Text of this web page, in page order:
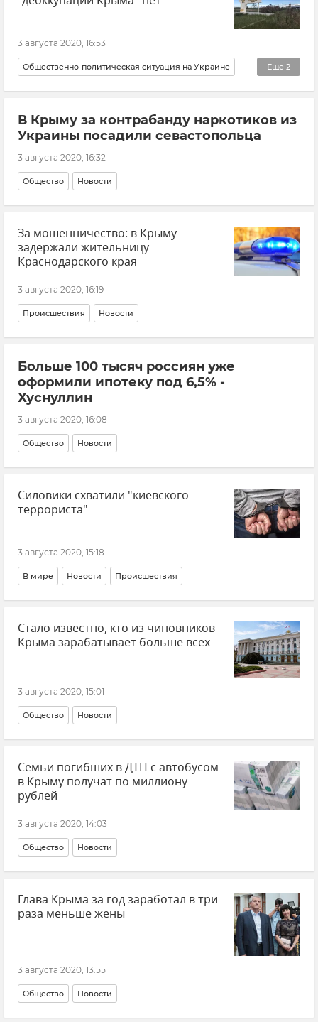
3 августа 2020, 16:53
Еще 2
Общественно-политическая ситуация на Украине
Новости Политика
В Крыму за контрабанду наркотиков из
Украины посадили севастопольца
3 августа 2020, 16:32
Общество Новости
За мошенничество: в Крыму
задержали жительницу
Краснодарского края
3 августа 2020, 16:19
Происшествия Новости
Больше 100 тысяч россиян уже
оформили ипотеку под 6,5% -
Хуснуллин
3 августа 2020, 16:08
Общество Новости
Силовики схватили "киевского
террориста"
3 августа 2020, 15:18
В мире Новости Происшествия
Стало известно, кто из чиновников
Крыма зарабатывает больше всех
3 августа 2020, 15:01
Общество Новости
Семьи погибших в ДТП с автобусом
в Крыму получат по миллиону
рублей
3 августа 2020, 14:03
Общество Новости
Глава Крыма за год заработал в три
раза меньше жены
3 августа 2020, 13:55
Общество Новости